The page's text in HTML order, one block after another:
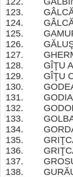
123. GÂLCĂ
124.
125.
126.
127.
128. GÎŢU
129. GÎŢU
130.
131.
132.
133.
134.
135.
136.
137.
138.